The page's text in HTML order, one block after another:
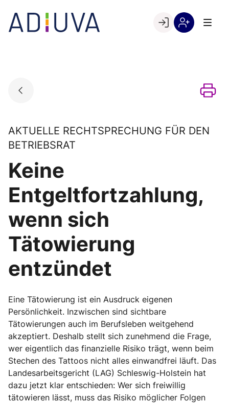
content
Go to landing page.
AKTUELLE RECHTSPRECHUNG FÜR DEN
BETRIEBSRAT
Keine
Entgeltfortzahlung,
wenn sich
Tätowierung
entzündet
Eine Tätowierung ist ein Ausdruck eigenen
Persönlichkeit. Inzwischen sind sichtbare
Tätowierungen auch im Berufsleben weitgehend
akzeptiert. Deshalb stellt sich zunehmend die Frage,
wer eigentlich das finanzielle Risiko trägt, wenn beim
Stechen des Tattoos nicht alles einwandfrei läuft. Das
Landesarbeitsgericht (LAG) Schleswig-Holstein hat
dazu jetzt klar entschieden: Wer sich freiwillig
tätowieren lässt, muss das Risiko möglicher Folgen